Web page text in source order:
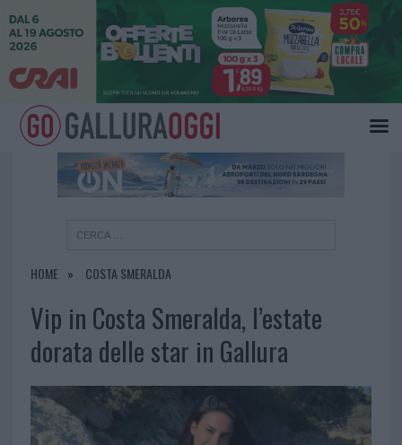
HOME COSTA SMERALDA
Vip in Costa Smeralda, l’estate
dorata delle star in Gallura
×